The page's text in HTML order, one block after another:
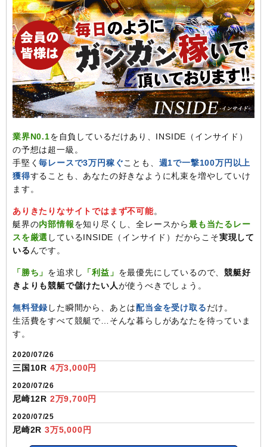
業界N0.1を自負しているだけあり、INSIDE（インサイド）
の予想は超一級。
手堅く毎レースで3万円稼ぐことも、 週1で一撃100万円以上
獲得することも、あなたの好きなように札束を増やしていけ
ます。
ありきたりなサイトではまず不可能。
艇界の内部情報を知り尽くし、全レースから最も当たるレー
スを厳選 しているINSIDE（インサイド）だからこそ実現して
いるんです。
「勝ち」 を追求し 「利益」 を最優先にしているので、競艇好
きよりも競艇で儲けたい人が使うべきでしょう。
無料登録 した瞬間から、あとは配当金を受け取るだけ。
生活費をすべて競艇で…そんな暮らしがあなたを待っていま
す。
2020/07/26
三国10R 4万3,000円
2020/07/26
尼崎12R 2万9,700円
2020/07/25
尼崎2R 3万5,000円